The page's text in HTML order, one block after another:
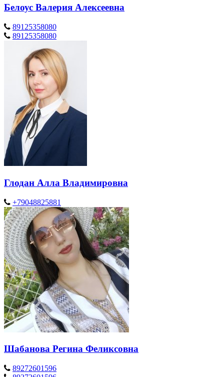
Белоус Валерия Алексеевна
89125358080
89125358080
Глодан Алла Владимировна
+79048825881
Шабанова Регина Феликсовна
89272601596